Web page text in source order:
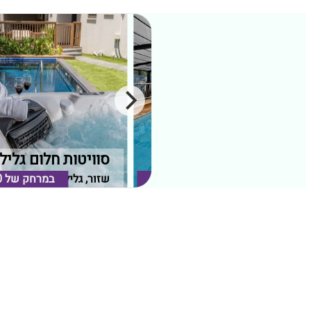
סוויטות חלום
שזור, גליל תחתוןבמרחק של